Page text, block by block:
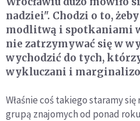
nadziei". Chodzi o to,
modlitwą i spotkaniami
nie zatrzymywać się w
wychodzić do tych,
wykluczani i
Właśnie coś takiego staramy
grupą znajomych od ponad